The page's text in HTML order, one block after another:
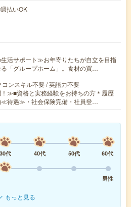
払いOK
活サポート≫お年寄りたちが自立を目指
「グループホーム」。食材の買…
コンスキル不要 / 英語力不要
≫■資格と実務経験をお持ちの方＊履歴
≪待遇≫・社会保険完備・社員登…
30代 40代 50代
60代
男性
もっと見る